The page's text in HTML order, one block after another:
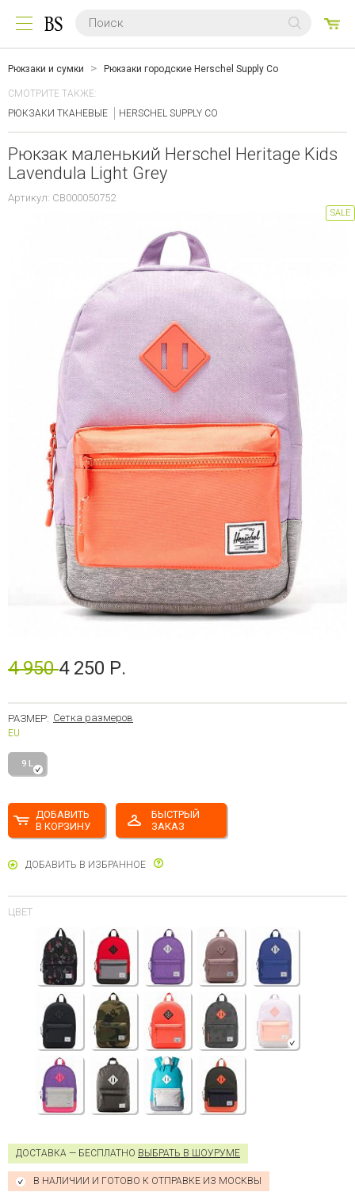
Рюкзаки и сумки Рюкзаки городские Herschel Supply Co
СМОТРИТЕ ТАКЖЕ:
РЮКЗАКИ ТКАНЕВЫЕ
HERSCHEL SUPPLY CO
Рюкзак маленький Herschel Heritage Kids
Lavendula Light Grey
Артикул: CB000050752
SALE
4 9504 250 Р.
РАЗМЕР: Сетка размеров
EU
9 L
ДОБАВИТЬ
В КОРЗИНУ
БЫСТРЫЙ
ЗАКАЗ
ДОБАВИТЬ В ИЗБРАННОЕ
ЦВЕТ
ДОСТАВКА — БЕСПЛАТНО ВЫБРАТЬ В ШОУРУМЕ
В НАЛИЧИИ И ГОТОВО К ОТПРАВКЕ ИЗ МОСКВЫ